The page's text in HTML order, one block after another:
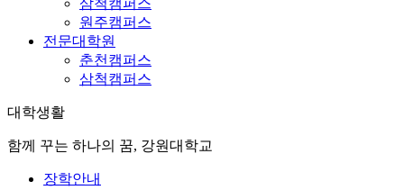
원주캠퍼스
전문대학원
춘천캠퍼스
삼척캠퍼스
대학생활
함께 꾸는 하나의 꿈, 강원대학교
장학안내